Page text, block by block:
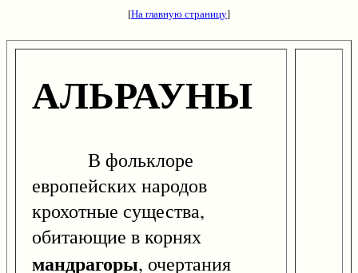
[На главную страницу]
АЛЬРАУНЫ
В фольклоре
европейских народов
крохотные существа,
обитающие в корнях
мандрагоры, очертания